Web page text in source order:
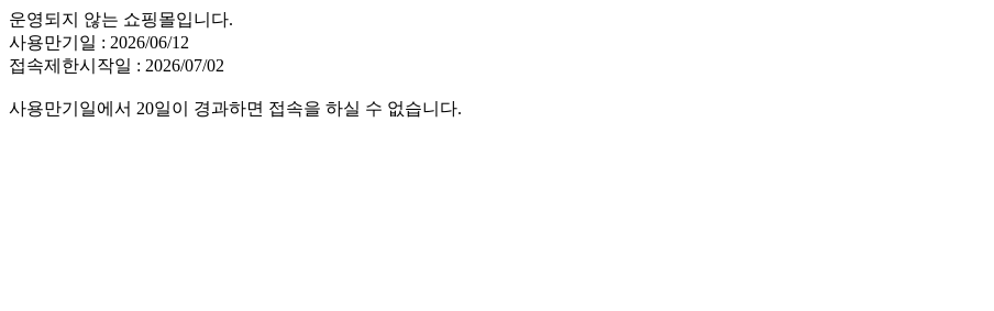
운영되지 않는 쇼핑몰입니다.
사용만기일 : 2026/06/12
접속제한시작일 : 2026/07/02
사용만기일에서 20일이 경과하면 접속을 하실 수 없습니다.